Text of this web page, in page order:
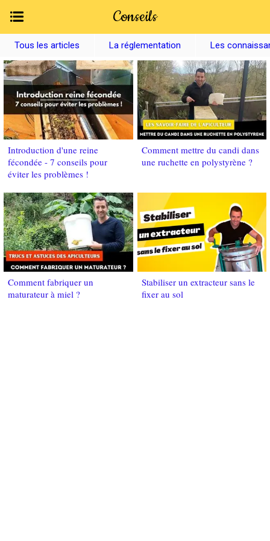
Conseils
Tous les articles La réglementation Les
Introduction d'une reine
fécondée - 7 conseils pour
éviter les problèmes !
Comment mettre du candi dans
une ruchette en polystyrène ?
Comment fabriquer un
maturateur à miel ?
Stabiliser un extracteur sans le
fixer au sol